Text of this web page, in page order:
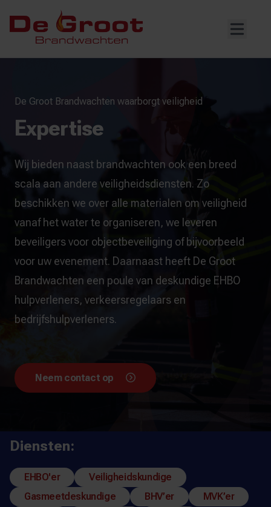
De Groot Brandwachten waarborgt veiligheid
Expertise
Wij bieden naast brandwachten ook een breed
scala aan andere veiligheidsdiensten. Zo
beschikken we over alle materialen om veiligheid
vanaf het water te organiseren, we leveren
beveiligers voor objectbeveiliging of bijvoorbeeld
voor uw evenement. Daarnaast heeft De Groot
Brandwachten een poule van deskundige EHBO
hulpverleners, verkeersregelaars en
bedrijfshulpverleners.
Neem contact op
Diensten:
EHBO'er
Veiligheidskundige
Gasmeetdeskundige
BHV’er
MVK’er